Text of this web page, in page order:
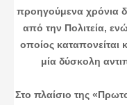
προηγούμενα χρόνια
από την Πολιτεία,
οποίος καταπονείται
μία δύσκολη
Στο πλαίσιο της